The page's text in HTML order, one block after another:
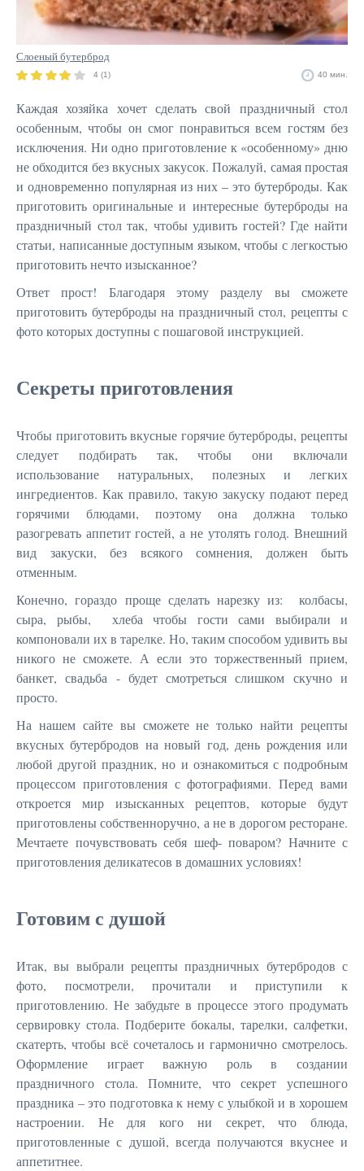
Слоеный бутерброд
4 (1) 40 мин.
Каждая хозяйка хочет сделать свой праздничный стол
особенным, чтобы он смог понравиться всем гостям без
исключения. Ни одно приготовление к «особенному» дню
не обходится без вкусных закусок. Пожалуй, самая простая
и одновременно популярная из них – это бутерброды. Как
приготовить оригинальные и интересные бутерброды на
праздничный стол так, чтобы удивить гостей? Где найти
статьи, написанные доступным языком, чтобы с легкостью
приготовить нечто изысканное?
Ответ прост! Благодаря этому разделу вы сможете
приготовить бутерброды на праздничный стол, рецепты с
фото которых доступны с пошаговой инструкцией.
Секреты приготовления
Чтобы приготовить вкусные горячие бутерброды, рецепты
следует подбирать так, чтобы они включали
использование натуральных, полезных и легких
ингредиентов. Как правило, такую закуску подают перед
горячими блюдами, поэтому она должна только
разогревать аппетит гостей, а не утолять голод. Внешний
вид закуски, без всякого сомнения, должен быть
отменным.
Конечно, гораздо проще сделать нарезку из: колбасы,
сыра, рыбы, хлеба чтобы гости сами выбирали и
компоновали их в тарелке. Но, таким способом удивить вы
никого не сможете. А если это торжественный прием,
банкет, свадьба - будет смотреться слишком скучно и
просто.
На нашем сайте вы сможете не только найти рецепты
вкусных бутербродов на новый год, день рождения или
любой другой праздник, но и ознакомиться с подробным
процессом приготовления с фотографиями. Перед вами
откроется мир изысканных рецептов, которые будут
приготовлены собственноручно, а не в дорогом ресторане.
Мечтаете почувствовать себя шеф- поваром? Начните с
приготовления деликатесов в домашних условиях!
Готовим с душой
Итак, вы выбрали рецепты праздничных бутербродов с
фото, посмотрели, прочитали и приступили к
приготовлению. Не забудьте в процессе этого продумать
сервировку стола. Подберите бокалы, тарелки, салфетки,
скатерть, чтобы всё сочеталось и гармонично смотрелось.
Оформление играет важную роль в создании
праздничного стола. Помните, что секрет успешного
праздника – это подготовка к нему с улыбкой и в хорошем
настроении. Не для кого ни секрет, что блюда,
приготовленные с душой, всегда получаются вкуснее и
аппетитнее.